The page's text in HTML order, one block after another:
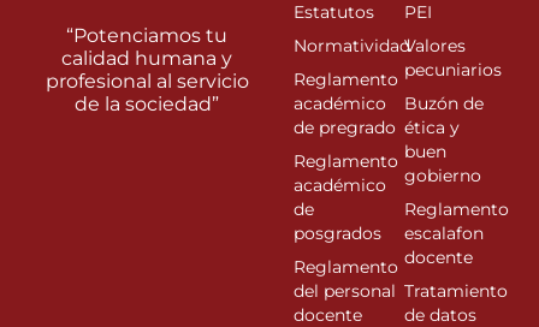
“Potenciamos tu
calidad humana y
profesional al servicio
de la sociedad”
Estatutos
Normatividad
Reglamento
académico
de pregrado
Reglamento
académico
de
posgrados
Reglamento
del personal
docente
PEI
Valores
pecuniarios
Buzón de
ética y
buen
gobierno
Reglamento
escalafon
docente
Tratamiento
de datos